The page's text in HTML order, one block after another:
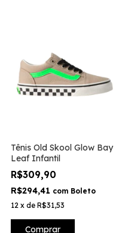
Tênis Old Skool Glow Bay
Leaf Infantil
R$309,90
R$294,41 com Boleto
12 x de R$31,53
Comprar